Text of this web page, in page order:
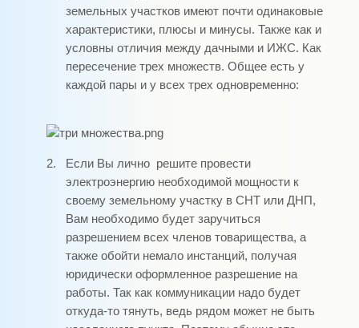
земельных участков имеют почти одинаковые
характеристики, плюсы и минусы. Также как и
условны отличия между дачными и ИЖС. Как
пересечение трех множеств. Общее есть у
каждой пары и у всех трех одновременно:
2. Если Вы лично решите провести
электроэнергию необходимой мощности к
своему земельному участку в СНТ или ДНП,
Вам необходимо будет заручиться
разрешением всех членов товарищества, а
также обойти немало инстанций, получая
юридически оформленное разрешение на
работы. Так как коммуникации надо будет
откуда-то тянуть, ведь рядом может не быть